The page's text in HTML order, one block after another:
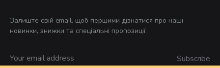
Залиште свій email, щоб першими дізнатися про наші
новинки, знижки та спеціальні пропозиції.